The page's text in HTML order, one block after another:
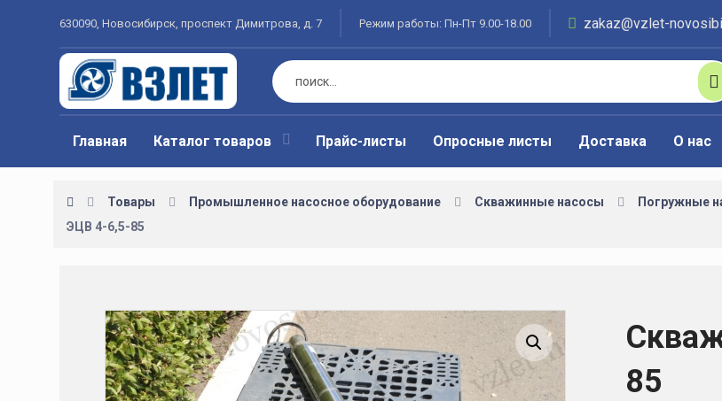
630090, Новосибирск, проспект Димитрова, д. 7 Режим работы: Пн-Пт 9.00-18.00 zakaz@vzlet-
Главная Каталог товаров Прайс-листы Опросные листы Доставка О нас
Товары Промышленное насосное оборудование Скважинные насосы Погружные
ЭЦВ 4-6,5-85
Увеличить изображение
85